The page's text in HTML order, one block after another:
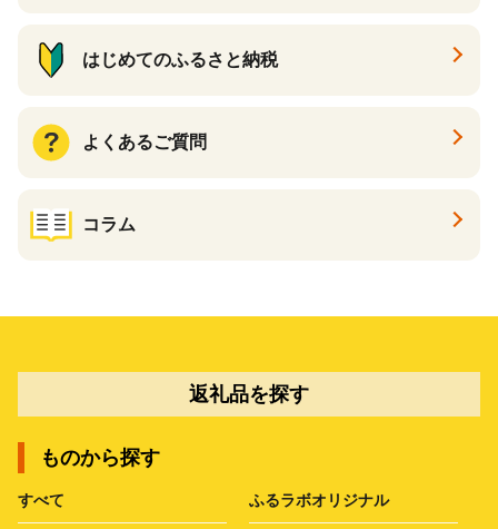
はじめてのふるさと納税
よくあるご質問
コラム
返礼品を探す
ものから探す
すべて ふるラボオリジナル